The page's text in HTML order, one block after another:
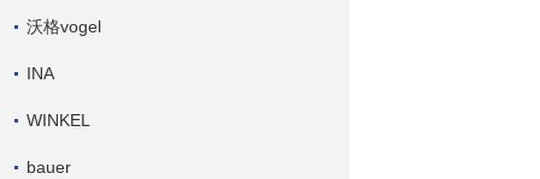
沃格vogel
INA
WINKEL
bauer